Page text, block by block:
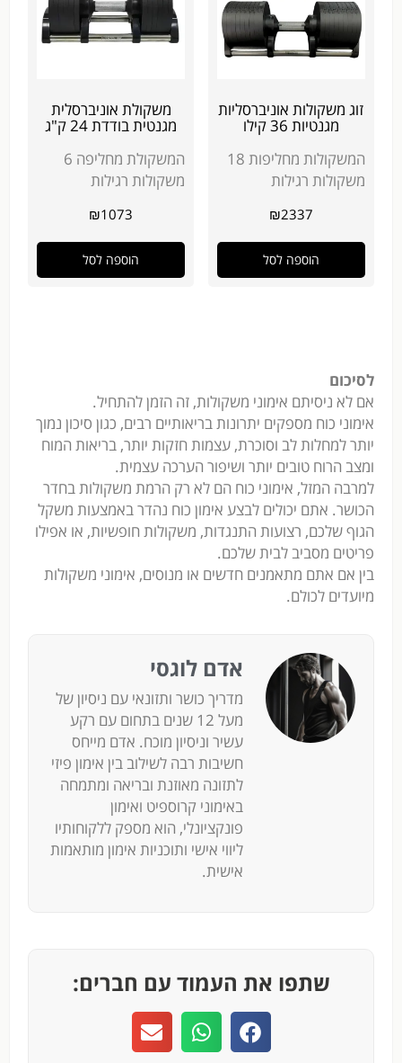
זוג משקולות אוניברסליות
מגנטיות 36 קילו
המשקולות מחליפות 18
משקולות רגילות
₪2337
הוספה לסל
משקולת אוניברסלית
מגנטית בודדת 24 ק"ג
המשקולת מחליפה 6
משקולות רגילות
₪1073
הוספה לסל
לסיכום
אם לא ניסיתם אימוני משקולות, זה הזמן להתחיל.
אימוני כוח מספקים יתרונות בריאותיים רבים, כגון סיכון נמוך
יותר למחלות לב וסוכרת, עצמות חזקות יותר, בריאות המוח
ומצב הרוח טובים יותר ושיפור הערכה עצמית.
למרבה המזל, אימוני כוח הם לא רק הרמת משקולות בחדר
הכושר. אתם יכולים לבצע אימון כוח נהדר באמצעות משקל
הגוף שלכם, רצועות התנגדות, משקולות חופשיות, או אפילו
פריטים מסביב לבית שלכם.
בין אם אתם מתאמנים חדשים או מנוסים, אימוני משקולות
מיועדים לכולם.
אדם לוגסי
מדריך כושר ותזונאי עם ניסיון של
מעל 12 שנים בתחום עם רקע
עשיר וניסיון מוכח. אדם מייחס
חשיבות רבה לשילוב בין אימון פיזי
לתזונה מאוזנת ובריאה ומתמחה
באימוני קרוספיט ואימון
פונקציונלי, הוא מספק ללקוחותיו
ליווי אישי ותוכניות אימון מותאמות
אישית.
שתפו את העמוד עם חברים: